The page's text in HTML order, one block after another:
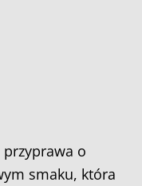
o
smaku, która